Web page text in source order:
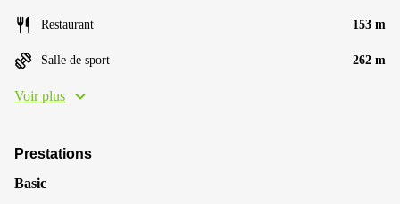
Restaurant 153 m
Salle de sport 262 m
Voir plus
Prestations
Basic